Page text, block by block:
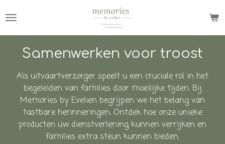
direct
naar
hoofdinhoud
Samenwerken voor troost
Als uitvaartverzorger speelt u een cruciale rol in het
begeleiden van families door moeilijke tijden. Bij
Memories by Evelien begrijpen we het belang van
tastbare herinneringen. Ontdek hoe onze unieke
producten uw dienstverlening kunnen verrijken en
families extra steun kunnen bieden.